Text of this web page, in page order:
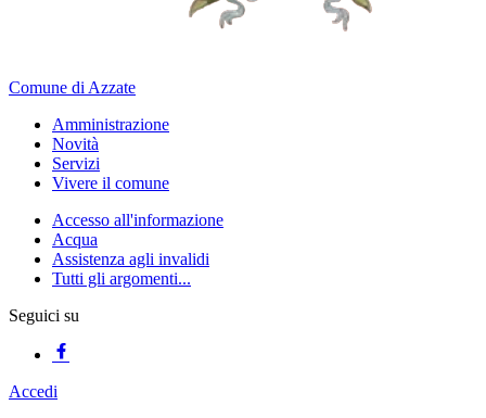
Comune di Azzate
Amministrazione
Novità
Servizi
Vivere il comune
Accesso all'informazione
Acqua
Assistenza agli invalidi
Tutti gli argomenti...
Seguici su
Accedi